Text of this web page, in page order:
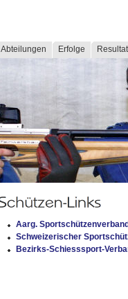
Abteilungen Erfolge
Aarg.
Schweizerischer
Bezirks-Schiesssport-